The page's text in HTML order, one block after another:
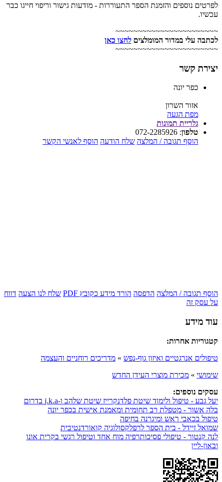
לפרטים נוספים והזמנת הספר התעוררות - מודעות גישור וריפוי חייגו כבר
עכשיו.
~~~~~~~~~~~~~~~~~~~~~~~
לכתבה עלי במדור המומלצים לחצו כאן
~~~~~~~~~~~~~~~~~~~~~~~
יצירת קשר
כפר יונה
אזור השרון
מפת הגעה
גלריית תמונות
טלפון:
072-2285926
הוסף תגובה / המלצה שלח הודעה הוסף לאנשי הקשר
הוסף תגובה / המלצה הדפסה הורד מידע כקובץ PDF שלח לנו הצעה דווח
על עסק זה
עוד מידע
קטגוריות אחרות:
טיפולים אנרגטיים ואיזון גוף-נפש » מדריכים רוחניים והעצמה
שימושי » מכירת מוצרי העידן החדש
עסקים נוספים:
יעל גבע - טיפול ולימוד שיטת פלדנקרייז שיטת שלהב ו-j.k.a בדרום
בלה אשור - מטפלת רב תחומית ומאמנת אישית בכפר יונה
טיפול בכאבי ראש ומיגרנה בחיפה
שמואל זיידל - בית הספר לרפלקסולוגיה קואורדנטיבית
לנה קנטור - טיפולי פסיכותרפיה מוח אחד וטיפול רגשי בקרית אונו
ובאון-ליין